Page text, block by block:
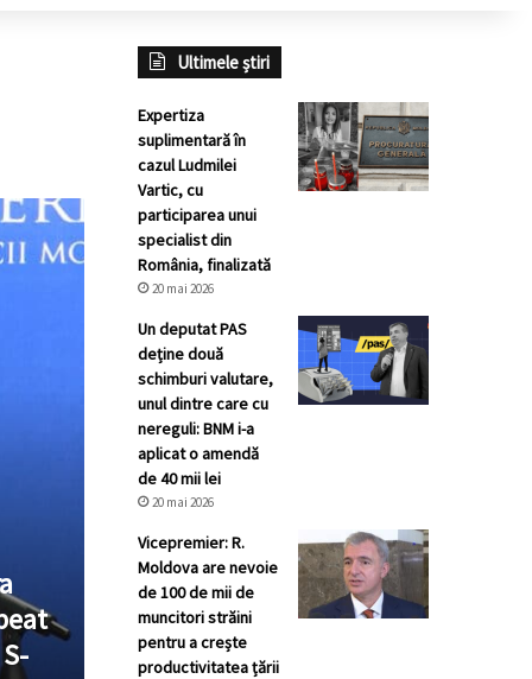
Ultimele știri
Expertiza
suplimentară în
cazul Ludmilei
Vartic, cu
participarea unui
specialist din
România, finalizată
20 mai 2026
Un deputat PAS
deține două
schimburi valutare,
unul dintre care cu
nereguli: BNM i-a
aplicat o amendă
de 40 mii lei
20 mai 2026
Vicepremier: R.
Moldova are nevoie
de 100 de mii de
muncitori străini
pentru a crește
productivitatea țării